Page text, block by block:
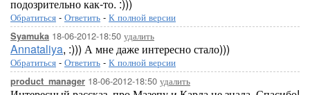
подозрительно как-то. :)))
Обратиться - Ответить - К полной версии
Syamuka 18-06-2012-18:50 удалить
Annataliya, :))) А мне даже интересно стало)))
Обратиться - Ответить - К полной версии
product_manager 18-06-2012-18:50 удалить